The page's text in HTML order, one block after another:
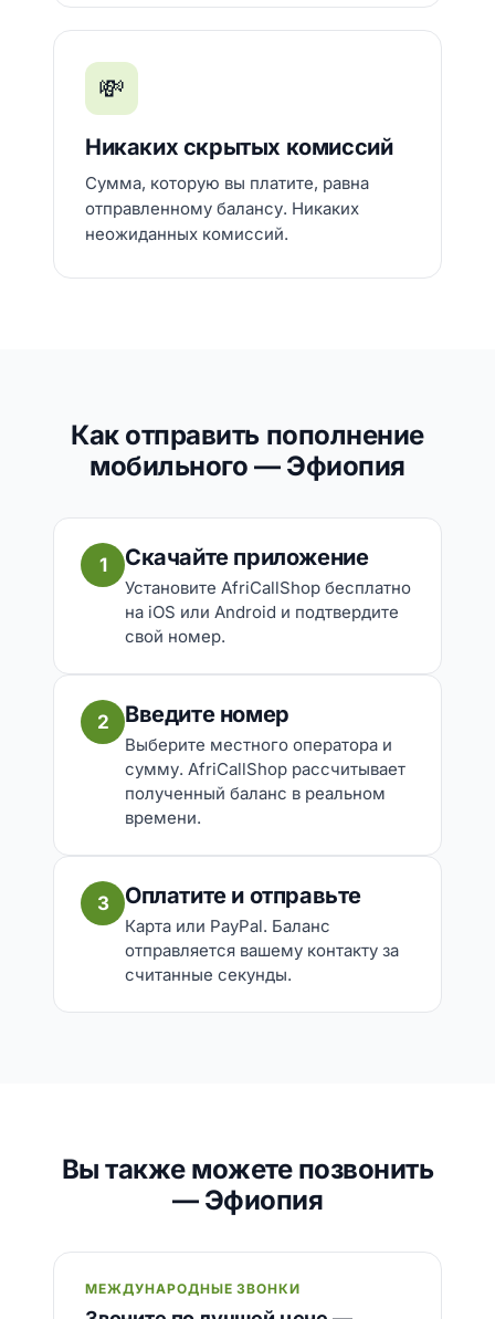
💸
Никаких скрытых комиссий
Сумма, которую вы платите, равна
отправленному балансу. Никаких
неожиданных комиссий.
Как отправить пополнение
мобильного — Эфиопия
1 Скачайте приложение
Установите AfriCallShop бесплатно
на iOS или Android и подтвердите
свой номер.
2 Введите номер
Выберите местного оператора и
сумму. AfriCallShop рассчитывает
полученный баланс в реальном
времени.
3 Оплатите и отправьте
Карта или PayPal. Баланс
отправляется вашему контакту за
считанные секунды.
Вы также можете позвонить
— Эфиопия
МЕЖДУНАРОДНЫЕ ЗВОНКИ